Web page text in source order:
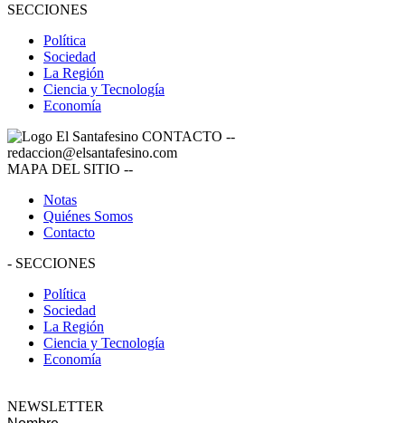
SECCIONES
Política
Sociedad
La Región
Ciencia y Tecnología
Economía
CONTACTO --
redaccion@elsantafesino.com
MAPA DEL SITIO --
Notas
Quiénes Somos
Contacto
- SECCIONES
Política
Sociedad
La Región
Ciencia y Tecnología
Economía
NEWSLETTER